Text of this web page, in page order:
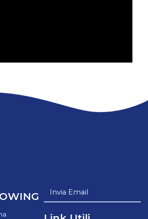
Invia Email